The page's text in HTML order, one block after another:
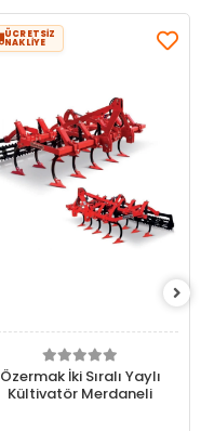
ÜCRETSİZ
NAKLİYE
Özermak İki Sıralı Yaylı
Kültivatör Merdaneli